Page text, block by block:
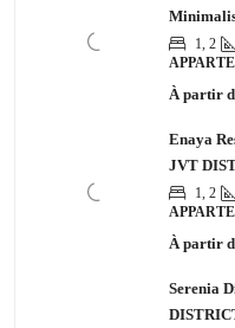
1, 2
À partir
Enaya
JVT
1, 2
À partir
Serenia